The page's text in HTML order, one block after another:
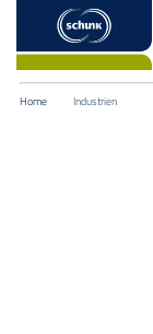
Industrien
Home